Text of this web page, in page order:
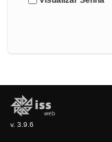
v. 3.9.6